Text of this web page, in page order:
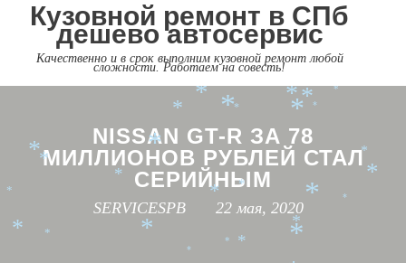
Кузовной ремонт в СПб
дешево автосервис
Качественно и в срок выполним кузовной ремонт любой
сложности. Работаем на совесть!
NISSAN GT-R ЗА 78
МИЛЛИОНОВ РУБЛЕЙ СТАЛ
СЕРИЙНЫМ
SERVICESPB 22 мая, 2020
* *
*
*
*
*
*
*
*
*
*
*
*
*
*
*
*
*
*
*
*
*
*
*
*
*
*
* *
*
*
*
*
*
*
*
*
*